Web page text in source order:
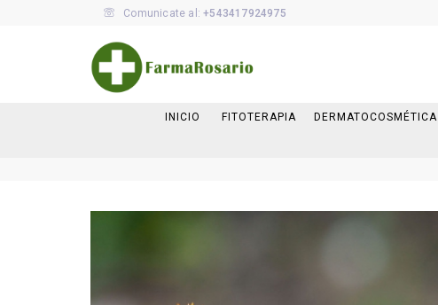
Comunicate al:+543417924975
INICIO FITOTERAPIA DERMATOCOSMÉTICA